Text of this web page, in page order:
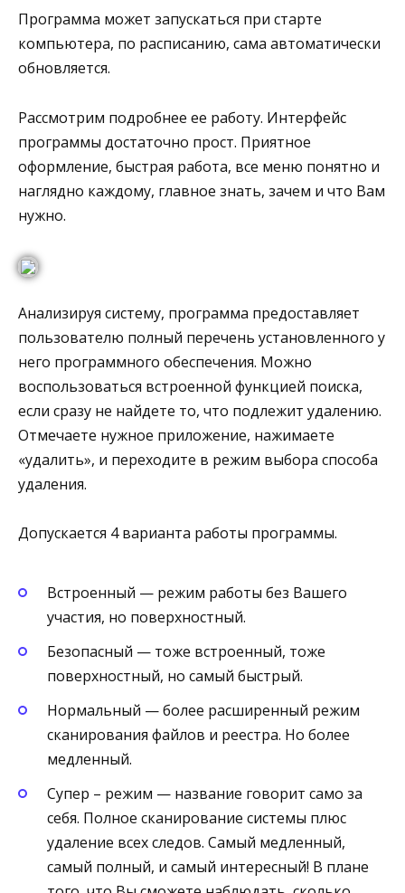
Программа может запускаться при старте
компьютера, по расписанию, сама автоматически
обновляется.
Рассмотрим подробнее ее работу. Интерфейс
программы достаточно прост. Приятное
оформление, быстрая работа, все меню понятно и
наглядно каждому, главное знать, зачем и что Вам
нужно.
Анализируя систему, программа предоставляет
пользователю полный перечень установленного у
него программного обеспечения. Можно
воспользоваться встроенной функцией поиска,
если сразу не найдете то, что подлежит удалению.
Отмечаете нужное приложение, нажимаете
«удалить», и переходите в режим выбора способа
удаления.
Допускается 4 варианта работы программы.
Встроенный — режим работы без Вашего
участия, но поверхностный.
Безопасный — тоже встроенный, тоже
поверхностный, но самый быстрый.
Нормальный — более расширенный режим
сканирования файлов и реестра. Но более
медленный.
Супер – режим — название говорит само за
себя. Полное сканирование системы плюс
удаление всех следов. Самый медленный,
самый полный, и самый интересный! В плане